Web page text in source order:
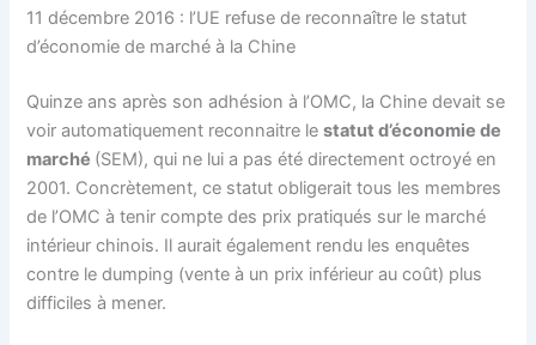
11 décembre 2016 : l’UE refuse de reconnaître le statut
d’économie de marché à la Chine
Quinze ans après son adhésion à l’OMC, la Chine devait se
voir automatiquement reconnaitre lestatut d’économie de
marché (SEM), qui ne lui a pas été directement octroyé en
2001. Concrètement, ce statut obligerait tous les membres
de l’OMC à tenir compte des prix pratiqués sur le marché
intérieur chinois. Il aurait également rendu les enquêtes
contre le dumping (vente à un prix inférieur au coût) plus
difficiles à mener.